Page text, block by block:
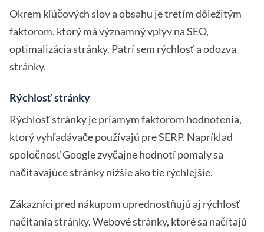
Okrem kľúčových slov a obsahu je tretím dôležitým
faktorom, ktorý má významný vplyv na SEO,
optimalizácia stránky. Patrí sem rýchlosť a odozva
stránky.
Rýchlosť stránky
Rýchlosť stránky je priamym faktorom hodnotenia,
ktorý vyhľadávače používajú pre SERP. Napríklad
spoločnosť Google zvyčajne hodnotí pomaly sa
načítavajúce stránky nižšie ako tie rýchlejšie.
Zákazníci pred nákupom uprednostňujú aj rýchlosť
načítania stránky. Webové stránky, ktoré sa načítajú